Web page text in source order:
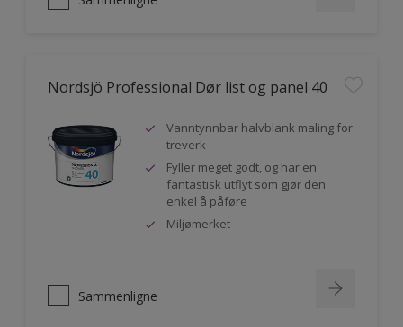
Nordsjö Professional Dør list og panel 40
Vanntynnbar halvblank maling for
treverk
Fyller meget godt, og har en
fantastisk utflyt som gjør den
enkel å påføre
Miljømerket
Sammenligne